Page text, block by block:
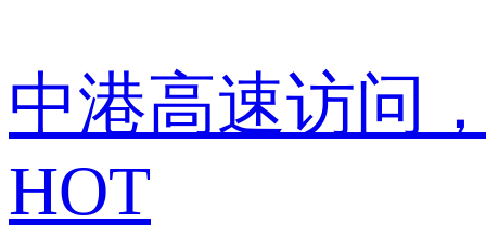
中港高速访问
HOT